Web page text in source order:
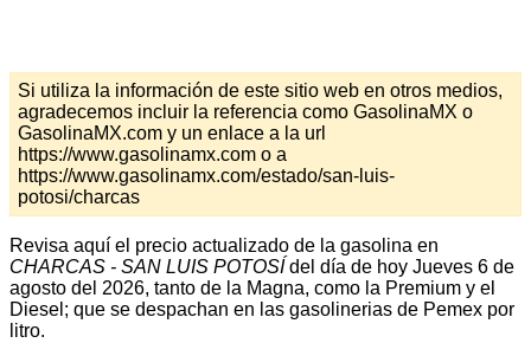
Si utiliza la información de este sitio web en otros medios,
agradecemos incluir la referencia como GasolinaMX o
GasolinaMX.com y un enlace a la url
https://www.gasolinamx.com o a
https://www.gasolinamx.com/estado/san-luis-
potosi/charcas
Revisa aquí el precio actualizado de la gasolina en
CHARCAS - SAN LUIS POTOSÍdel día de hoy Jueves 6 de
agosto del 2026, tanto de la Magna, como la Premium y el
Diesel; que se despachan en las gasolinerias de Pemex por
litro.